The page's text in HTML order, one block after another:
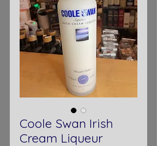
Coole Swan Irish
Cream Liqueur